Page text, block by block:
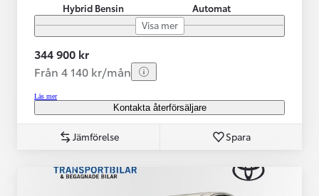
Hybrid Bensin
Automat
Visa mer
344 900 kr
Från 4 140 kr/mån
Läs mer
Kontakta återförsäljare
Jämförelse Spara